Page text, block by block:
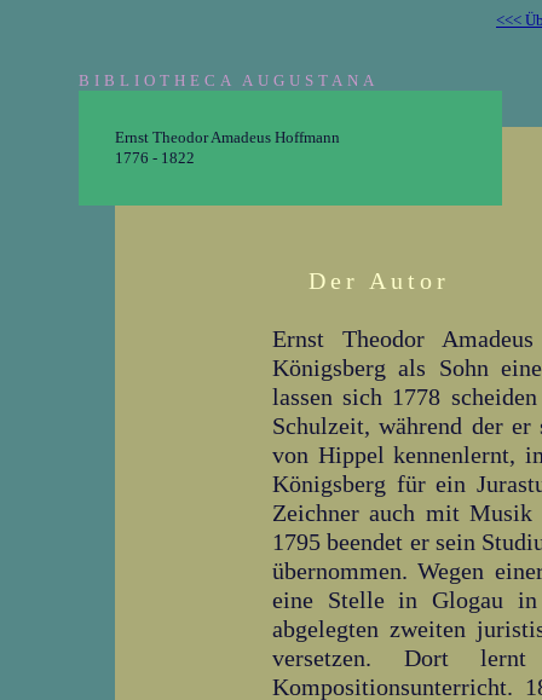
<<<
BIBLIOTHECA AUGUSTANA
Ernst Theodor Amadeus Hoffmann
1776 - 1822
Der Autor
Ernst Theodor
Königsberg als Sohn
lassen sich 1778
Schulzeit, während der er
von Hippel kennenlernt,
Königsberg für ein
Zeichner auch mit Musik
1795 beendet er sein
übernommen. Wegen
eine Stelle in Glogau in
abgelegten zweiten
versetzen. Dort
Kompositionsunterricht.